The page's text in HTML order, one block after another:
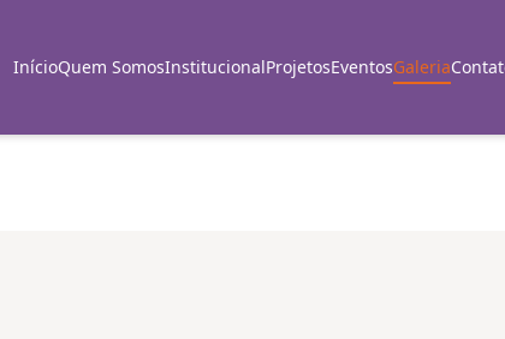
InícioQuem SomosInstitucionalProjetosEventosGaleria